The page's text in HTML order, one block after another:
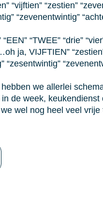
“vijftien” “zestien”
“zevenentwintig”
“TWEE” “drie”
ja, VIJFTIEN”
“zesentwintig”
we allerlei
de week,
wel nog heel veel